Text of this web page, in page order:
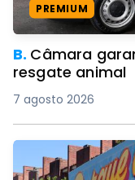
PREMIUM
B. Câmara
resgate animal
7 agosto 2026